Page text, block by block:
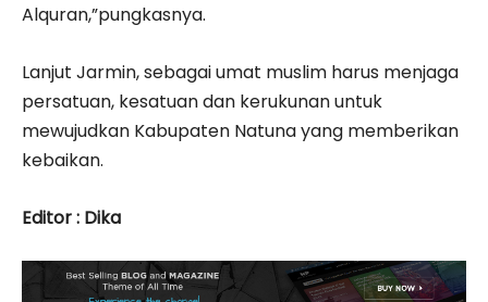
Alquran,”pungkasnya.
Lanjut Jarmin, sebagai umat muslim harus menjaga
persatuan, kesatuan dan kerukunan untuk
mewujudkan Kabupaten Natuna yang memberikan
kebaikan.
Editor : Dika